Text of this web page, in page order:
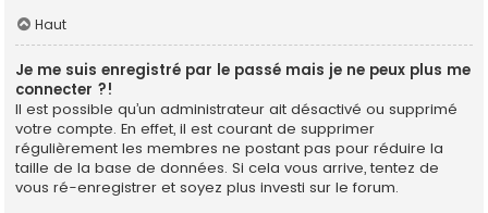
Haut
Je me suis enregistré par le passé mais je ne peux plus me
connecter ?!
Il est possible qu’un administrateur ait désactivé ou supprimé
votre compte. En effet, il est courant de supprimer
régulièrement les membres ne postant pas pour réduire la
taille de la base de données. Si cela vous arrive, tentez de
vous ré-enregistrer et soyez plus investi sur le forum.